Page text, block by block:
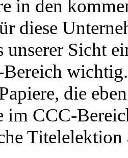
in den
diese
unserer Sicht
die
im CCC-
Titelelektion